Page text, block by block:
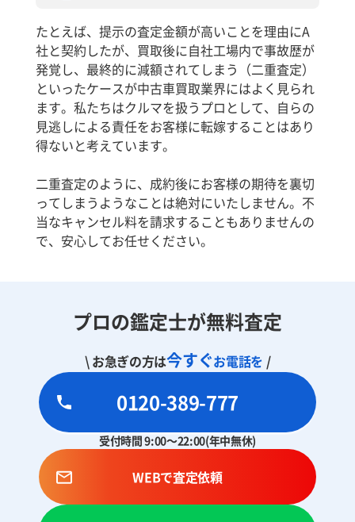
たとえば、提示の査定金額が高いことを理由にA
社と契約したが、買取後に自社工場内で事故歴が
発覚し、最終的に減額されてしまう（二重査定）
といったケースが中古車買取業界にはよく見られ
ます。私たちはクルマを扱うプロとして、自らの
見逃しによる責任をお客様に転嫁することはあり
得ないと考えています。
二重査定のように、成約後にお客様の期待を裏切
ってしまうようなことは絶対にいたしません。不
当なキャンセル料を請求することもありませんの
で、安心してお任せください。
プロの鑑定士が無料査定
\ お急ぎの方は今すぐお電話を /
0120-389-777
受付時間 9:00～22:00(年中無休)
WEBで査定依頼